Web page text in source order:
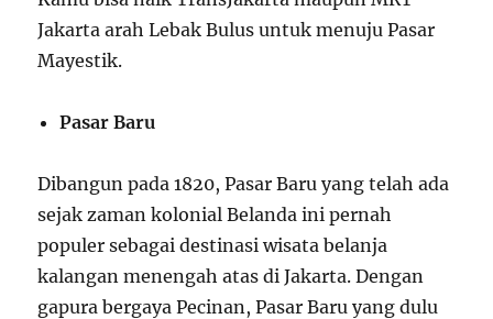
Jakarta arah Lebak Bulus untuk menuju Pasar
Mayestik.
Pasar Baru
Dibangun pada 1820, Pasar Baru yang telah ada
sejak zaman kolonial Belanda ini pernah
populer sebagai destinasi wisata belanja
kalangan menengah atas di Jakarta. Dengan
gapura bergaya Pecinan, Pasar Baru yang dulu